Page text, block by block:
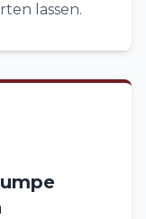
lassen.